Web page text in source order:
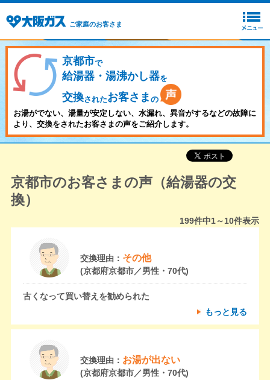
ご家庭のお客さま
京都市で
給湯器・湯沸かし器を
交換されたお客さま の
お湯がでない、湯量が安定しない、水漏れ、異音がするなどの故障に
より、交換をされたお客さまの声をご紹介します。
京都市のお客さまの声（給湯器の交
換）
199件中1～10件表示
交換理由： その他
(京都府京都市／男性・70代)
古くなって買い替えを勧められた
もっと見る
交換理由： お湯が出ない
(京都府京都市／男性・70代)